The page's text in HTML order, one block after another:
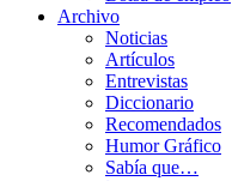
Archivo
Noticias
Artículos
Entrevistas
Diccionario
Recomendados
Humor Gráfico
Sabía que…